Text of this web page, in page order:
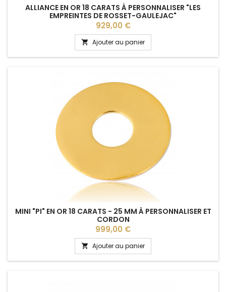
ALLIANCE EN OR 18 CARATS À PERSONNALISER "LES
EMPREINTES DE ROSSET-GAULEJAC"
Prix
929,00 €
 Ajouter au panier
MINI "PI" EN OR 18 CARATS - 25 MM À PERSONNALISER ET
CORDON
Prix
999,00 €
 Ajouter au panier